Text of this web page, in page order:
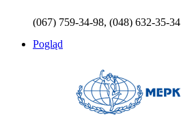
(067) 759-34-98, (048) 632-35-34
Pogląd